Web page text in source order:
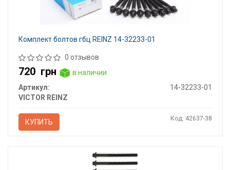
Комплект болтов гбц REINZ 14-32233-01
0 отзывов
720 грн
в наличии
Артикул:
14-32233-01
VICTOR REINZ
КУПИТЬ Код: 42637-38